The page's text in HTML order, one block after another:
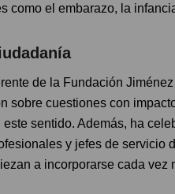
como el embarazo, la
de la Fundación
sobre cuestiones con
sentido. Además, ha
y jefes de servicio
a incorporarse cada vez